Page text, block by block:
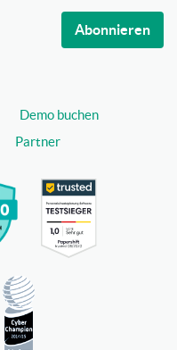
Abonnieren
Demo buchen
Partner